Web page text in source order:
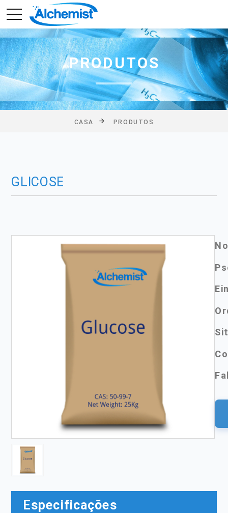
PRODUTOS
CASA PRODUTOS
GLICOSE
Especificações